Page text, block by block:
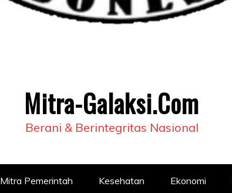
Mitra-Galaksi.Com
Berani & Berintegritas Nasional
Mitra Pemerintah Kesehatan Ekonomi